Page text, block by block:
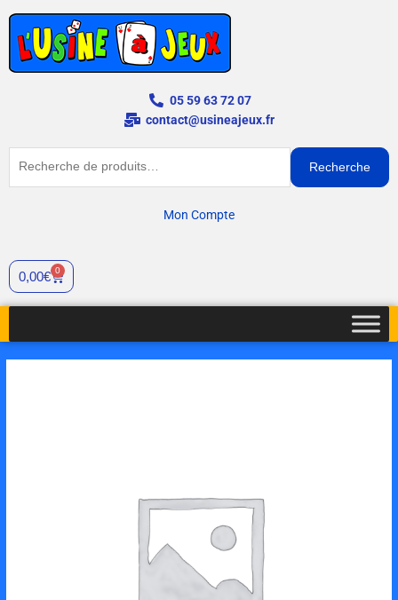
contenu
05 59 63 72 07
contact@usineajeux.fr
Recherche
Mon Compte
0,00€ 0
Panier